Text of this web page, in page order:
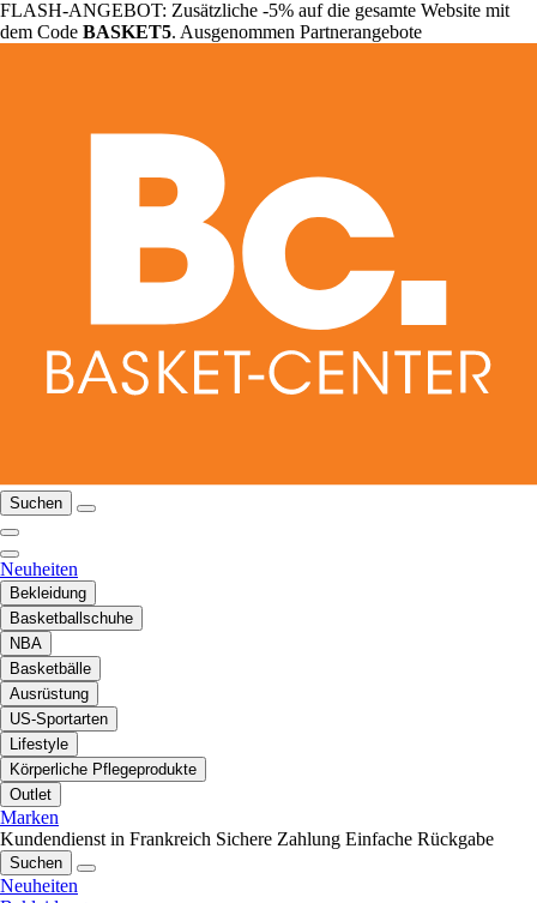
FLASH-ANGEBOT: Zusätzliche -5% auf die gesamte Website mit
dem Code BASKET5. Ausgenommen Partnerangebote
Suchen
Neuheiten
Bekleidung
Basketballschuhe
NBA
Basketbälle
Ausrüstung
US-Sportarten
Lifestyle
Körperliche Pflegeprodukte
Outlet
Marken
Kundendienst in Frankreich Sichere Zahlung Einfache Rückgabe
Suchen
Neuheiten